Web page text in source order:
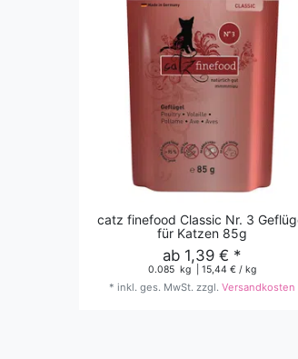
catz finefood Classic Nr. 3
für Katzen 85g
ab 1,39 € *
0.085 kg | 15,44 € / kg
* inkl. ges. MwSt. zzgl. Versandkosten